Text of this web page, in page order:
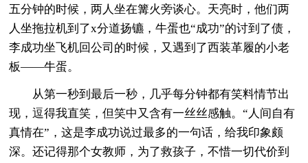
五分钟的时候，两人坐在篝火旁谈心。天亮时，他们两
人坐拖拉机到了x分道扬镳，牛蛋也“成功”的讨到了债，
李成功坐飞机回公司的时候，又遇到了西装革履的小老
板——牛蛋。
从第一秒到最后一秒，几乎每分钟都有笑料情节出
现，逗得我直笑，但笑中又含有一丝丝感触。“人间自有
真情在”，这是李成功说过最多的一句话，给我印象颇
深。还记得那个女教师，为了救孩子，不惜一切代价到